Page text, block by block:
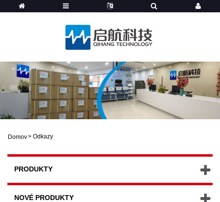
Domov> Odkazy
PRODUKTY
NOVÉ PRODUKTY